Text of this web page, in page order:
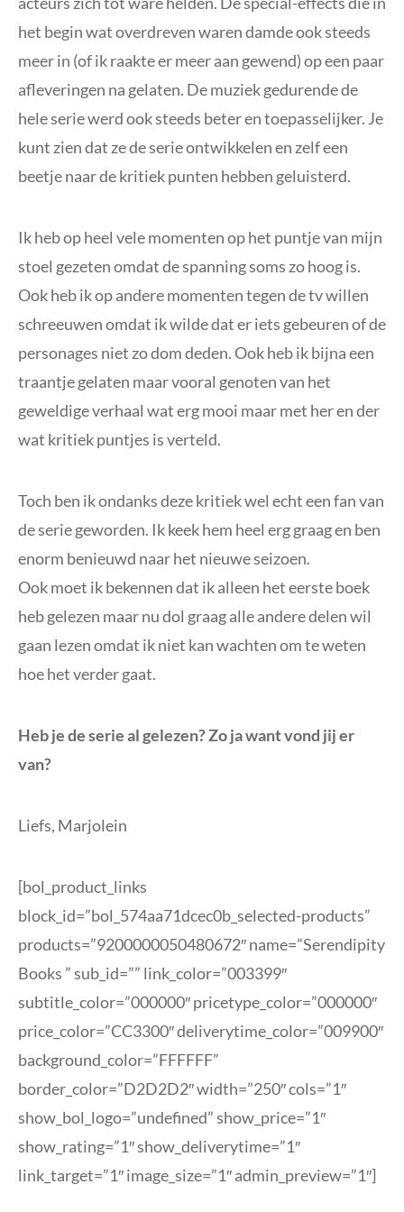
het begin wat overdreven waren damde ook steeds
meer in (of ik raakte er meer aan gewend) op een paar
afleveringen na gelaten. De muziek gedurende de
hele serie werd ook steeds beter en toepasselijker. Je
kunt zien dat ze de serie ontwikkelen en zelf een
beetje naar de kritiek punten hebben geluisterd.
Ik heb op heel vele momenten op het puntje van mijn
stoel gezeten omdat de spanning soms zo hoog is.
Ook heb ik op andere momenten tegen de tv willen
schreeuwen omdat ik wilde dat er iets gebeuren of de
personages niet zo dom deden. Ook heb ik bijna een
traantje gelaten maar vooral genoten van het
geweldige verhaal wat erg mooi maar met her en der
wat kritiek puntjes is verteld.
Toch ben ik ondanks deze kritiek wel echt een fan van
de serie geworden. Ik keek hem heel erg graag en ben
enorm benieuwd naar het nieuwe seizoen.
Ook moet ik bekennen dat ik alleen het eerste boek
heb gelezen maar nu dol graag alle andere delen wil
gaan lezen omdat ik niet kan wachten om te weten
hoe het verder gaat.
Heb je de serie al gelezen? Zo ja want vond jij er
van?
Liefs, Marjolein
[bol_product_links
block_id=”bol_574aa71dcec0b_selected-products”
products=”9200000050480672″ name=”Serendipity
Books ” sub_id=”” link_color=”003399″
subtitle_color=”000000″ pricetype_color=”000000″
price_color=”CC3300″ deliverytime_color=”009900″
background_color=”FFFFFF”
border_color=”D2D2D2″ width=”250″ cols=”1″
show_bol_logo=”undefined” show_price=”1″
show_rating=”1″ show_deliverytime=”1″
link_target=”1″ image_size=”1″ admin_preview=”1″]